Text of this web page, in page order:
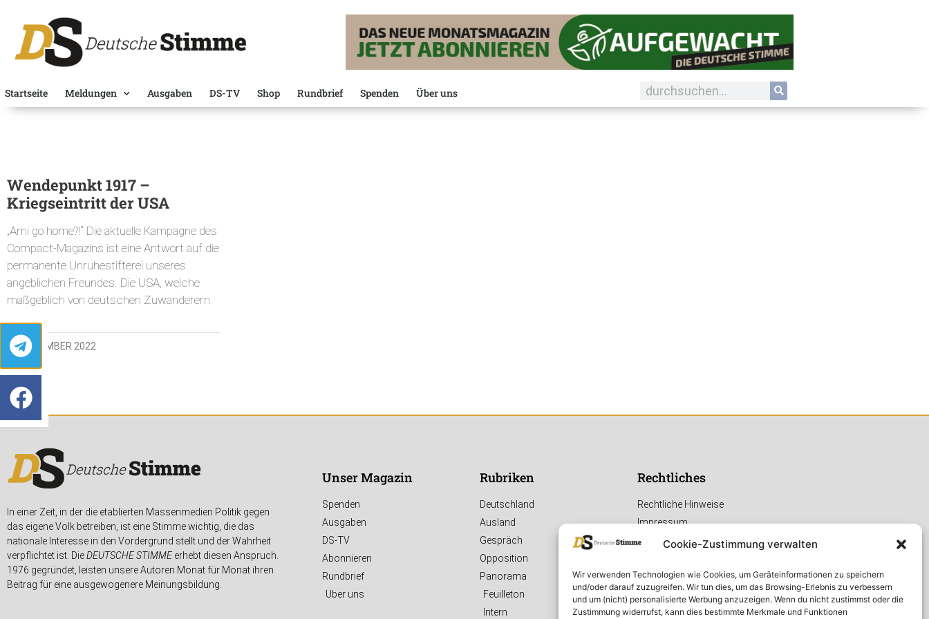
Cookie-Zustimmung verwalten
Wir verwenden Technologien wie Cookies, um Geräteinformationen zu speichern
und/oder darauf zuzugreifen. Wir tun dies, um das Browsing-Erlebnis zu verbessern
und um (nicht) personalisierte Werbung anzuzeigen. Wenn du nicht zustimmst oder die
Zustimmung widerrufst, kann dies bestimmte Merkmale und Funktionen
Startseite Meldungen Ausgaben DS-TV Shop Rundbrief Spenden Über uns
Wendepunkt 1917 –
Kriegseintritt der USA
„Ami go home?!“ Die aktuelle Kampagne des
Compact-Magazins ist eine Antwort auf die
permanente Unruhestifterei unseres
angeblichen Freundes. Die USA, welche
maßgeblich von deutschen Zuwanderern
16. DEZEMBER 2022
In einer Zeit, in der die etablierten Massenmedien Politik gegen
das eigene Volk betreiben, ist eine Stimme wichtig, die das
nationale Interesse in den Vordergrund stellt und der Wahrheit
verpflichtet ist. DieDEUTSCHE STIMMEerhebt diesen Anspruch.
1976 gegründet, leisten unsere Autoren Monat für Monat ihren
Beitrag für eine ausgewogenere Meinungsbildung.
Unser Magazin
Spenden
Ausgaben
DS-TV
Abonnieren
Rundbrief
Über uns
Rubriken
Deutschland
Ausland
Gespräch
Opposition
Panorama
Feuilleton
Intern
Rechtliches
Rechtliche Hinweise
Impressum
Datenschutzerklärung